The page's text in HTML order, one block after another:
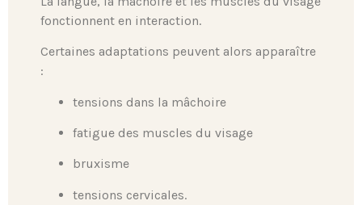
fonctionnent en interaction.
Certaines adaptations peuvent alors apparaître
:
tensions dans la mâchoire
fatigue des muscles du visage
bruxisme
tensions cervicales.